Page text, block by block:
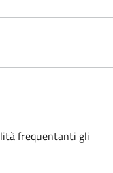
frequentanti gli